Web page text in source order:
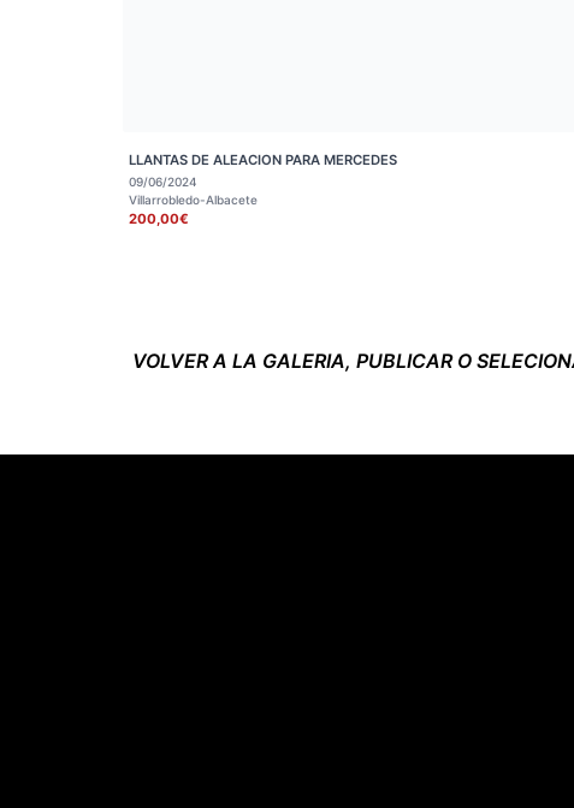
LLANTAS DE ALEACION PARA MERCEDES
09/06/2024
Villarrobledo-Albacete
200,00€
VOLVER A LA GALERIA, PUBLICAR O